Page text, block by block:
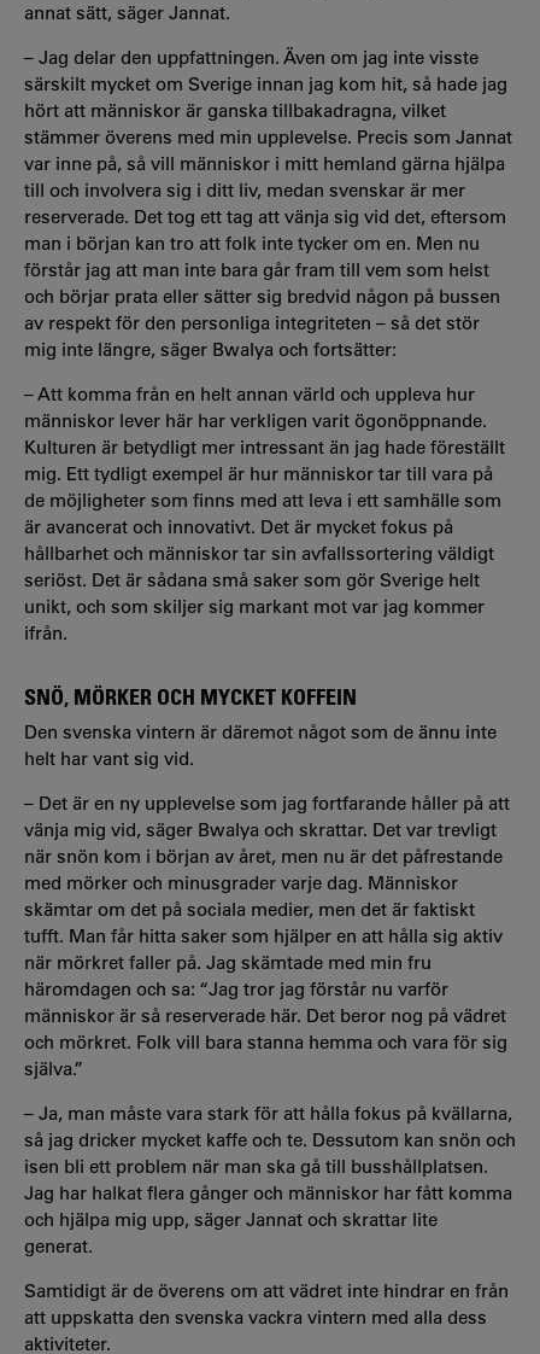
annat sätt, säger Jannat.
– Jag delar den uppfattningen. Även om jag inte visste
särskilt mycket om Sverige innan jag kom hit, så hade jag
hört att människor är ganska tillbakadragna, vilket
stämmer överens med min upplevelse. Precis som Jannat
var inne på, så vill människor i mitt hemland gärna hjälpa
till och involvera sig i ditt liv, medan svenskar är mer
reserverade. Det tog ett tag att vänja sig vid det, eftersom
man i början kan tro att folk inte tycker om en. Men nu
förstår jag att man inte bara går fram till vem som helst
och börjar prata eller sätter sig bredvid någon på bussen
av respekt för den personliga integriteten – så det stör
mig inte längre, säger Bwalya och fortsätter:
– Att komma från en helt annan värld och uppleva hur
människor lever här har verkligen varit ögonöppnande.
Kulturen är betydligt mer intressant än jag hade föreställt
mig. Ett tydligt exempel är hur människor tar till vara på
de möjligheter som finns med att leva i ett samhälle som
är avancerat och innovativt. Det är mycket fokus på
hållbarhet och människor tar sin avfallssortering väldigt
seriöst. Det är sådana små saker som gör Sverige helt
unikt, och som skiljer sig markant mot var jag kommer
ifrån.
SNÖ, MÖRKER OCH MYCKET KOFFEIN
Den svenska vintern är däremot något som de ännu inte
helt har vant sig vid.
– Det är en ny upplevelse som jag fortfarande håller på att
vänja mig vid, säger Bwalya och skrattar. Det var trevligt
när snön kom i början av året, men nu är det påfrestande
med mörker och minusgrader varje dag. Människor
skämtar om det på sociala medier, men det är faktiskt
tufft. Man får hitta saker som hjälper en att hålla sig aktiv
när mörkret faller på. Jag skämtade med min fru
häromdagen och sa: “Jag tror jag förstår nu varför
människor är så reserverade här. Det beror nog på vädret
och mörkret. Folk vill bara stanna hemma och vara för sig
själva.”
– Ja, man måste vara stark för att hålla fokus på kvällarna,
så jag dricker mycket kaffe och te. Dessutom kan snön och
isen bli ett problem när man ska gå till busshållplatsen.
Jag har halkat flera gånger och människor har fått komma
och hjälpa mig upp, säger Jannat och skrattar lite
generat.
Samtidigt är de överens om att vädret inte hindrar en från
att uppskatta den svenska vackra vintern med alla dess
aktiviteter.